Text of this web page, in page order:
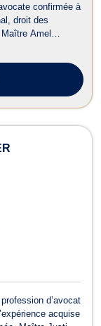
confirmée à
droit des
Amel
d’avocat
acquise